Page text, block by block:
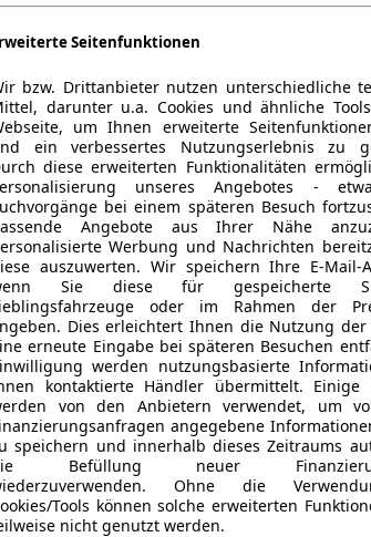
Seitenfunktionen
bzw. Drittanbieter nutzen unterschiedliche
darunter u.a. Cookies und ähnliche
um Ihnen erweiterte
ein verbessertes Nutzungserlebnis zu
diese erweiterten Funktionalitäten
unseres Angebotes -
bei einem späteren Besuch
Angebote aus Ihrer Nähe
Werbung und Nachrichten
auszuwerten. Wir speichern Ihre E-Mail-
Sie diese für gespeicherte
oder im Rahmen der
Dies erleichtert Ihnen die Nutzung der
erneute Eingabe bei späteren Besuchen
werden nutzungsbasierte
kontaktierte Händler übermittelt. Einige
von den Anbietern verwendet, um
angegebene
speichern und innerhalb dieses Zeitraums
Befüllung neuer
Ohne die
Tools können solche erweiterten
nicht genutzt werden.